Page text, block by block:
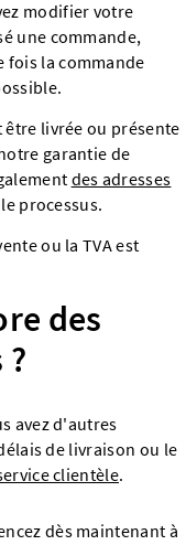
modifier votre
une commande,
fois la commande
être livrée ou présente
garantie de
des adresses
processus.
ou la TVA est
des
avez d'autres
de livraison ou le
clientèle.
dès maintenant à